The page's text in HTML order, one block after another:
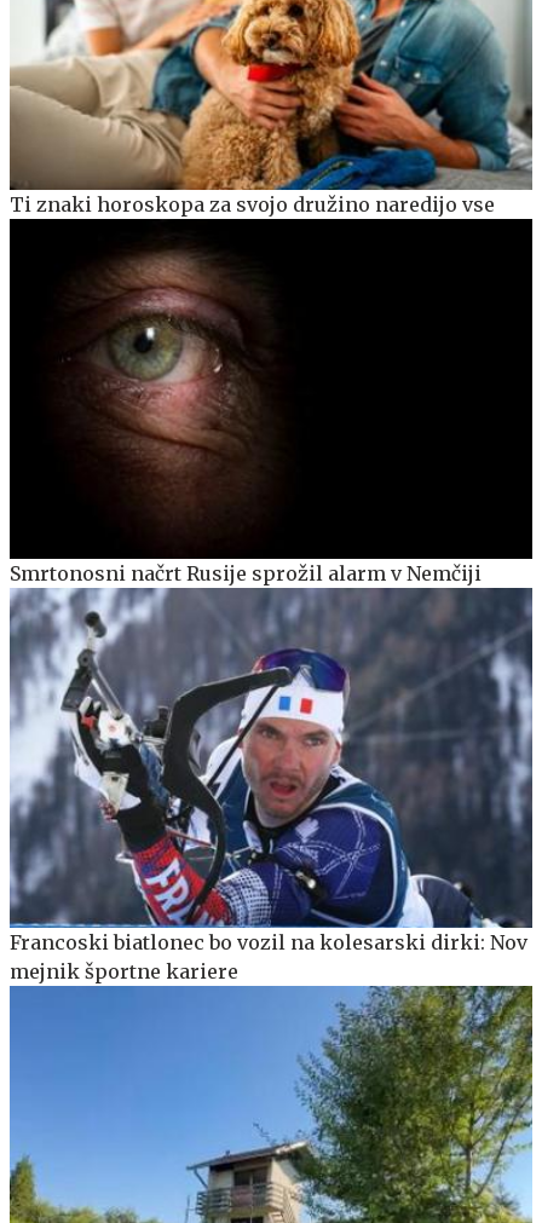
Ti znaki horoskopa za svojo družino naredijo vse
Smrtonosni načrt Rusije sprožil alarm v Nemčiji
Francoski biatlonec bo vozil na kolesarski dirki: Nov
mejnik športne kariere